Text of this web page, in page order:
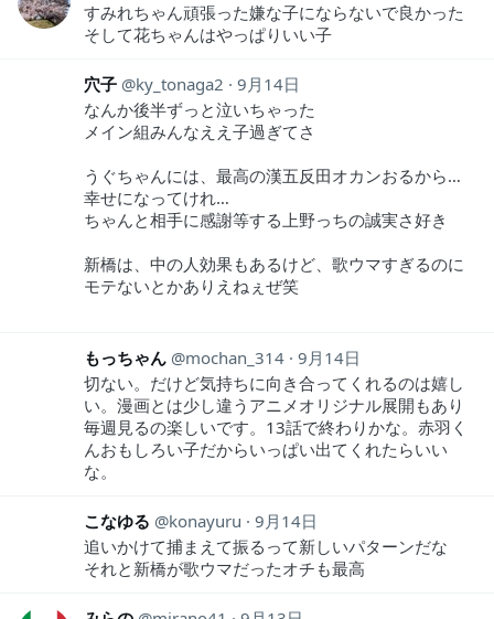
すみれちゃん頑張った嫌な子にならないで良かった
そして花ちゃんはやっぱりいい子
穴子 ky_tonaga2
9月14日
なんか後半ずっと泣いちゃった
メイン組みんなええ子過ぎてさ
うぐちゃんには、最高の漢五反田オカンおるから…
幸せになってけれ…
ちゃんと相手に感謝等する上野っちの誠実さ好き
新橋は、中の人効果もあるけど、歌ウマすぎるのに
モテないとかありえねぇぜ笑
もっちゃん mochan_314 9月14日
切ない。だけど気持ちに向き合ってくれるのは嬉し
い。漫画とは少し違うアニメオリジナル展開もあり
毎週見るの楽しいです。13話で終わりかな。赤羽く
んおもしろい子だからいっぱい出てくれたらいい
な。
こなゆる konayuru
9月14日
追いかけて捕まえて振るって新しいパターンだな
それと新橋が歌ウマだったオチも最高